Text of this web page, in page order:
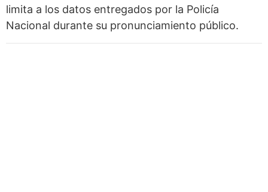
limita a los datos entregados por la Policía
Nacional durante su pronunciamiento público.